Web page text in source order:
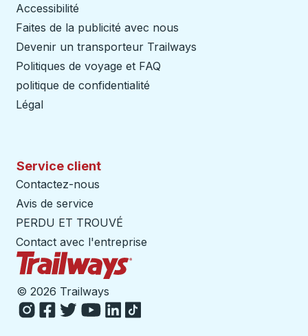
Accessibilité
Faites de la publicité avec nous
Devenir un transporteur Trailways
Politiques de voyage et FAQ
politique de confidentialité
Légal
Service client
Contactez-nous
Avis de service
PERDU ET TROUVÉ
Contact avec l'entreprise
© 2026 Trailways